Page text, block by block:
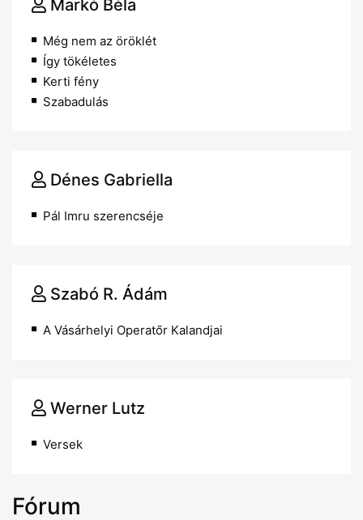
Markó Béla
Még nem az öröklét
Így tökéletes
Kerti fény
Szabadulás
Dénes Gabriella
Pál Imru szerencséje
Szabó R. Ádám
A Vásárhelyi Operatőr Kalandjai
Werner Lutz
Versek
Fórum